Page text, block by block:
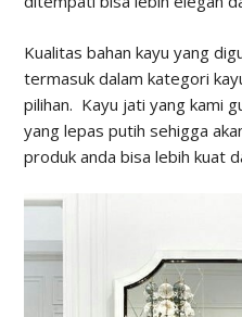
Kualitas bahan kayu yang
termasuk dalam kategori
pilihan. Kayu jati yang kami
yang lepas putih sehigga
produk anda bisa lebih kuat